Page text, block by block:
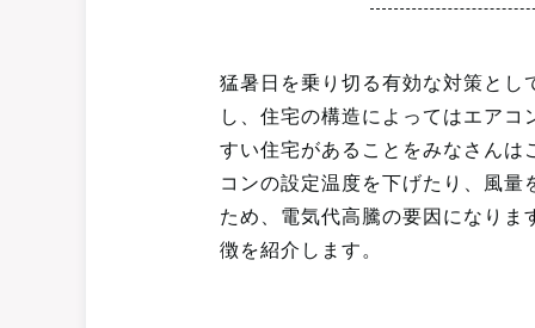
猛暑日を乗り切る有効な対策と
し、住宅の構造によってはエア
すい住宅があることをみなさん
コンの設定温度を下げたり、風
ため、電気代高騰の要因になり
徴を紹介します。